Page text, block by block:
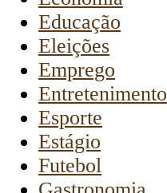
Educação
Eleições
Emprego
Entretenimento
Esporte
Estágio
Futebol